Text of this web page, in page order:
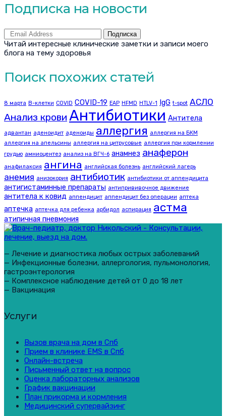
Подписка на новости
Подписка
Читай интересные клинические заметки и записи моего
блога на тему здоровья
Поиск похожих статей
8 марта B-клетки COVID COVID-19 EAP HFMD HTLV-1 IgG t-spot АСЛО
Анализ крови Антибиотики Антитела
адвантан аденоидит аденоиды аллергия аллергия на БКМ
аллергия на апельсины аллергия на цитрусовые аллергия при кормлении
грудью амниоцентез анализ на ВГЧ-6 анамнез анаферон
анафилаксия ангина английская болезнь английский лагерь
анемия анизокория антибиотик антибиотики от аппендицита
антигистаминные препараты антипрививочное движение
антитела к ковид аппендицит аппендицит без операции аптека
аптечка аптечка для ребенка арбидол аспирация астма
атипичная пневмония
— Лечение и диагностика любых острых заболеваний
— Инфекционные болезни, аллергология, пульмонология,
гастроэнтерология
— Комплексное наблюдение детей от 0 до 18 лет
— Вакцинация
Услуги
Вызов врача на дом в Спб
Прием в клинике EMS в Спб
Онлайн-встреча
Письменный ответ на вопрос
Оценка лабораторных анализов
График вакцинации
План прикорма и кормления
Медицинский супервайзинг